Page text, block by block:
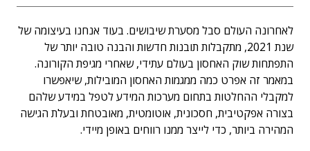
לאחרונה העולם סבל מסערת שיבושים. בעוד אנחנו בעיצומה של
שנת 2021, מתקבלות תובנות חדשות והבנה טובה יותר של
התפתחות שוק האחסון בעולם עתידי, שאחרי מגיפת הקורונה.
במאמר זה אפרט כמה ממגמות האחסון המובילות, שיאפשרו
למקבלי ההחלטות בתחום מערכות המידע לטפל במידע שלהם
בצורה אפקטיבית, חסכונית, אוטומטית, מאובטחת ובעלת הגישה
המהירה ביותר, כדי לייצר ממנו רווחים באופן מיידי.